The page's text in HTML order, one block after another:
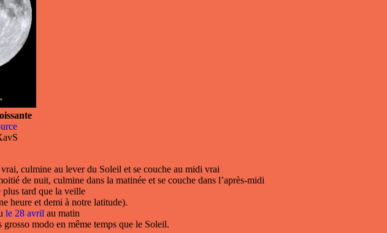
culmine au lever du Soleil et se couche au midi vrai
de nuit, culmine dans la matinée et se couche dans l’après-midi
plus tard que la veille
heure et demi à notre latitude).
le 28 avril au matin
modo en même temps que le Soleil.